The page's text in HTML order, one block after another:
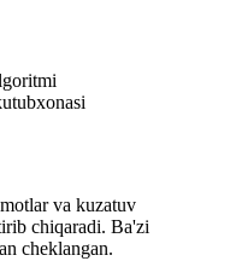
va kuzatuv
chiqaradi. Ba'zi
cheklangan.